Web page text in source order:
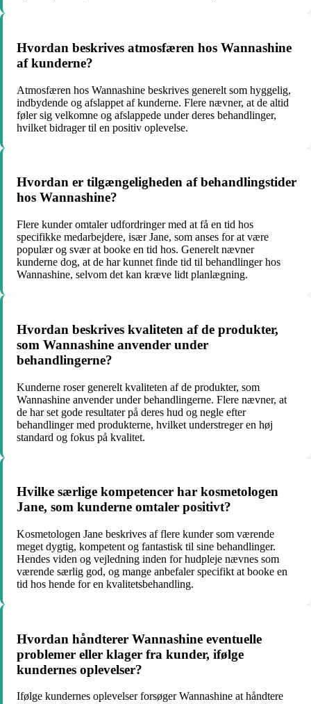
Hvordan beskrives atmosfæren hos Wannashine
af kunderne?
Atmosfæren hos Wannashine beskrives generelt som hyggelig,
indbydende og afslappet af kunderne. Flere nævner, at de altid
føler sig velkomne og afslappede under deres behandlinger,
hvilket bidrager til en positiv oplevelse.
Hvordan er tilgængeligheden af behandlingstider
hos Wannashine?
Flere kunder omtaler udfordringer med at få en tid hos
specifikke medarbejdere, især Jane, som anses for at være
populær og svær at booke en tid hos. Generelt nævner
kunderne dog, at de har kunnet finde tid til behandlinger hos
Wannashine, selvom det kan kræve lidt planlægning.
Hvordan beskrives kvaliteten af de produkter,
som Wannashine anvender under
behandlingerne?
Kunderne roser generelt kvaliteten af de produkter, som
Wannashine anvender under behandlingerne. Flere nævner, at
de har set gode resultater på deres hud og negle efter
behandlinger med produkterne, hvilket understreger en høj
standard og fokus på kvalitet.
Hvilke særlige kompetencer har kosmetologen
Jane, som kunderne omtaler positivt?
Kosmetologen Jane beskrives af flere kunder som værende
meget dygtig, kompetent og fantastisk til sine behandlinger.
Hendes viden og vejledning inden for hudpleje nævnes som
værende særlig god, og mange anbefaler specifikt at booke en
tid hos hende for en kvalitetsbehandling.
Hvordan håndterer Wannashine eventuelle
problemer eller klager fra kunder, ifølge
kundernes oplevelser?
Ifølge kundernes oplevelser forsøger Wannashine at håndtere